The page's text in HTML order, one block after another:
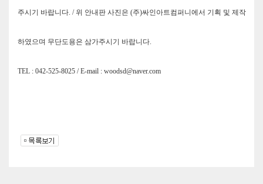
주시기 바랍니다. / 위 안내판 사진은 (주)싸인아트컴퍼니에서 기획 및 제작
하였으며 무단도용은 삼가주시기 바랍니다.
TEL : 042-525-8025 / E-mail : woodsd@naver.com